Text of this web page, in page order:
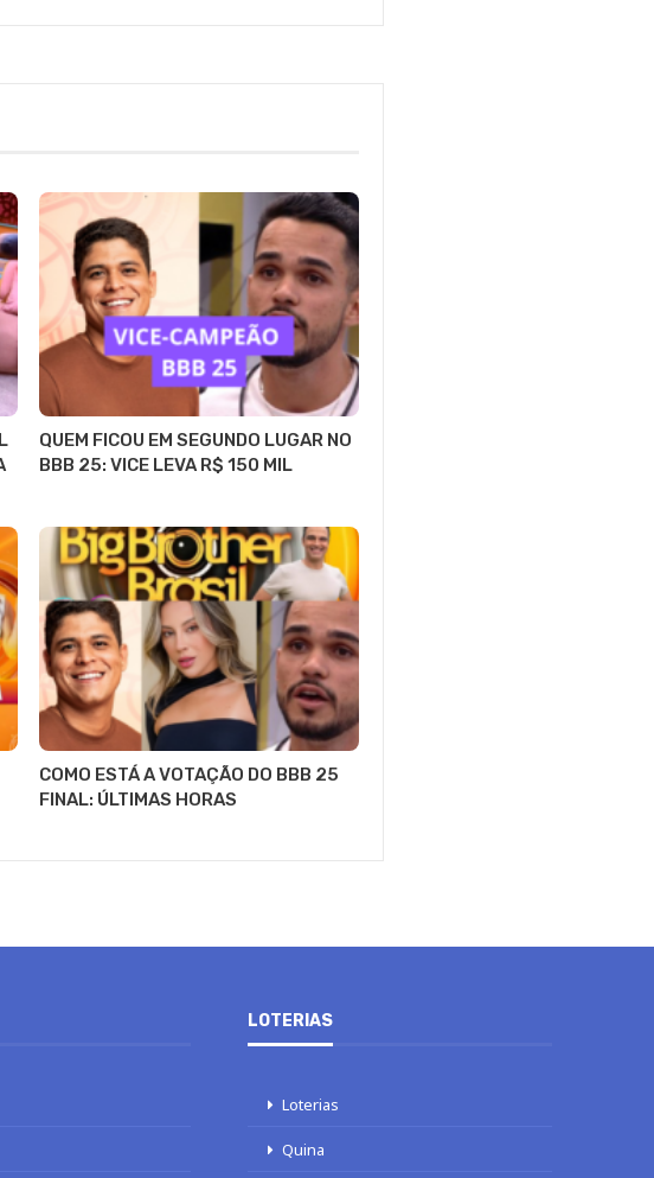
QUEM FICOU EM SEGUNDO LUGAR NO
BBB 25: VICE LEVA R$ 150 MIL
COMO ESTÁ A VOTAÇÃO DO BBB 25
FINAL: ÚLTIMAS HORAS
LOTERIAS
Loterias
Quina